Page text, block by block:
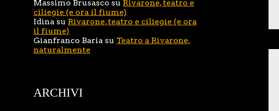
Massimo Brusasco su Rivarone, teatro e
ciliegie (e ora il fiume)
Idina su Rivarone, teatro e ciliegie (e ora
il fiume)
Gianfranco Baria su Teatro a Rivarone,
naturalmente
ARCHIVI